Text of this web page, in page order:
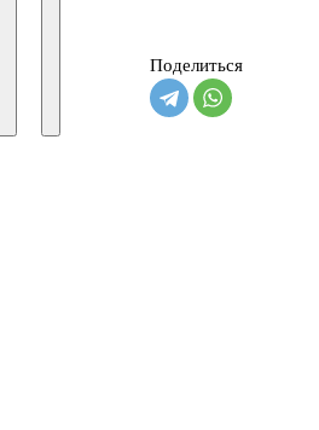
Поделиться